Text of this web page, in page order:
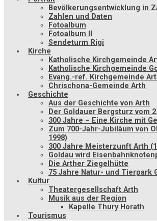
Bevölkerungsentwicklung in
Zahlen und Daten
Fotoalbum
Fotoalbum II
Sendeturm Rigi
Kirche
Katholische Kirchgemeinde
Katholische Kirchgemeinde
Evang.-ref. Kirchgemeinde
Chrischona-Gemeinde Arth
Geschichte
Aus der Geschichte von Arth
Der Goldauer Bergsturz vom
300 Jahre – Eine Kirche mit
Zum 700-Jahr-Jubiläum von
1998)
300 Jahre Meisterzunft Arth
Goldau wird
Die Arther Ziegelhütte
75 Jahre Natur- und Tierpark
Kultur
Theatergesellschaft Arth
Musik aus der Region
Kapelle Thury Horath
Tourismus